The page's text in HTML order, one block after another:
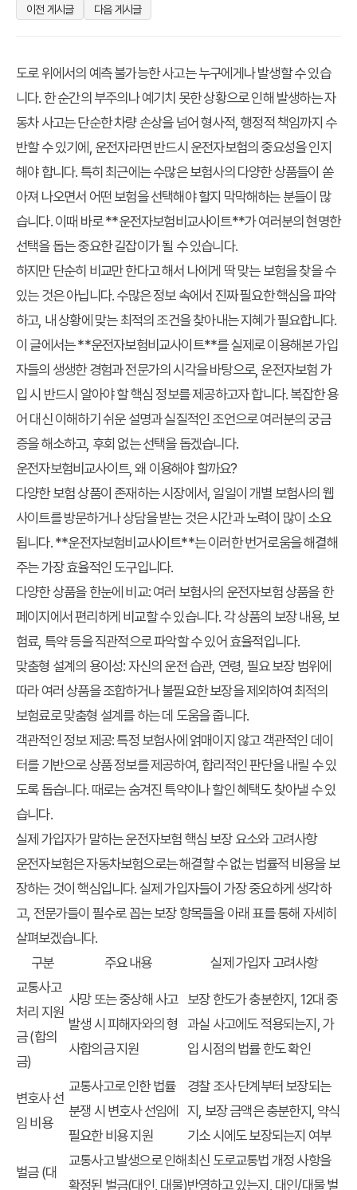
이전 게시글
다음 게시글
도로 위에서의 예측 불가능한 사고는 누구에게나 발생할 수 있습
니다. 한 순간의 부주의나 예기치 못한 상황으로 인해 발생하는 자
동차 사고는 단순한 차량 손상을 넘어 형사적, 행정적 책임까지 수
반할 수 있기에, 운전자라면 반드시 운전자보험의 중요성을 인지
해야 합니다. 특히 최근에는 수많은 보험사의 다양한 상품들이 쏟
아져 나오면서 어떤 보험을 선택해야 할지 막막해하는 분들이 많
습니다. 이때 바로 **운전자보험비교사이트**가 여러분의 현명한
선택을 돕는 중요한 길잡이가 될 수 있습니다.
하지만 단순히 비교만 한다고 해서 나에게 딱 맞는 보험을 찾을 수
있는 것은 아닙니다. 수많은 정보 속에서 진짜 필요한 핵심을 파악
하고, 내 상황에 맞는 최적의 조건을 찾아내는 지혜가 필요합니다.
이 글에서는 **운전자보험비교사이트**를 실제로 이용해본 가입
자들의 생생한 경험과 전문가의 시각을 바탕으로, 운전자보험 가
입 시 반드시 알아야 할 핵심 정보를 제공하고자 합니다. 복잡한 용
어 대신 이해하기 쉬운 설명과 실질적인 조언으로 여러분의 궁금
증을 해소하고, 후회 없는 선택을 돕겠습니다.
운전자보험비교사이트, 왜 이용해야 할까요?
다양한 보험 상품이 존재하는 시장에서, 일일이 개별 보험사의 웹
사이트를 방문하거나 상담을 받는 것은 시간과 노력이 많이 소요
됩니다. **운전자보험비교사이트**는 이러한 번거로움을 해결해
주는 가장 효율적인 도구입니다.
다양한 상품을 한눈에 비교:여러 보험사의 운전자보험 상품을 한
페이지에서 편리하게 비교할 수 있습니다. 각 상품의 보장 내용, 보
험료, 특약 등을 직관적으로 파악할 수 있어 효율적입니다.
맞춤형 설계의 용이성:자신의 운전 습관, 연령, 필요 보장 범위에
따라 여러 상품을 조합하거나 불필요한 보장을 제외하여 최적의
보험료로 맞춤형 설계를 하는 데 도움을 줍니다.
객관적인 정보 제공:특정 보험사에 얽매이지 않고 객관적인 데이
터를 기반으로 상품 정보를 제공하여, 합리적인 판단을 내릴 수 있
도록 돕습니다. 때로는 숨겨진 특약이나 할인 혜택도 찾아낼 수 있
습니다.
실제 가입자가 말하는 운전자보험 핵심 보장 요소와 고려사항
운전자보험은 자동차보험으로는 해결할 수 없는 법률적 비용을 보
장하는 것이 핵심입니다. 실제 가입자들이 가장 중요하게 생각하
고, 전문가들이 필수로 꼽는 보장 항목들을 아래 표를 통해 자세히
살펴보겠습니다.
구분
주요 내용
실제 가입자 고려사항
교통사고
처리 지원
금 (합의
금)
사망 또는 중상해 사고
발생 시 피해자와의 형
사합의금 지원
보장 한도가 충분한지, 12대 중
과실 사고에도 적용되는지, 가
입 시점의 법률 한도 확인
변호사 선
임 비용
교통사고로 인한 법률
분쟁 시 변호사 선임에
필요한 비용 지원
경찰 조사 단계부터 보장되는
지, 보장 금액은 충분한지, 약식
기소 시에도 보장되는지 여부
벌금 (대
교통사고 발생으로 인해
확정된 벌금(대인, 대물)
최신 도로교통법 개정 사항을
반영하고 있는지, 대인/대물 벌